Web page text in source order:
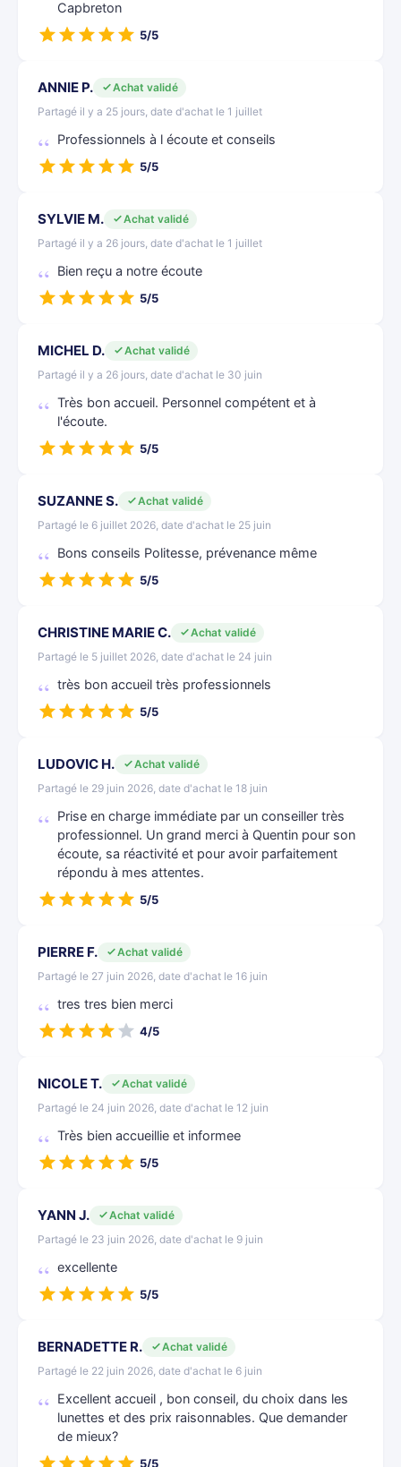
Capbreton
5/5
ANNIE P.
Achat validé
Partagé il y a 25 jours, date d'achat le 1 juillet
Professionnels à l écoute et conseils
5/5
SYLVIE M.
Achat validé
Partagé il y a 26 jours, date d'achat le 1 juillet
Bien reçu a notre écoute
5/5
MICHEL D.
Achat validé
Partagé il y a 26 jours, date d'achat le 30 juin
Très bon accueil. Personnel compétent et à
l'écoute.
5/5
SUZANNE S.
Achat validé
Partagé le 6 juillet 2026, date d'achat le 25 juin
Bons conseils Politesse, prévenance même
5/5
CHRISTINE MARIE C.
Achat validé
Partagé le 5 juillet 2026, date d'achat le 24 juin
très bon accueil très professionnels
5/5
LUDOVIC H.
Achat validé
Partagé le 29 juin 2026, date d'achat le 18 juin
Prise en charge immédiate par un conseiller très
professionnel. Un grand merci à Quentin pour son
écoute, sa réactivité et pour avoir parfaitement
répondu à mes attentes.
5/5
PIERRE F.
Achat validé
Partagé le 27 juin 2026, date d'achat le 16 juin
tres tres bien merci
4/5
NICOLE T.
Achat validé
Partagé le 24 juin 2026, date d'achat le 12 juin
Très bien accueillie et informee
5/5
YANN J.
Achat validé
Partagé le 23 juin 2026, date d'achat le 9 juin
excellente
5/5
BERNADETTE R.
Achat validé
Partagé le 22 juin 2026, date d'achat le 6 juin
Excellent accueil , bon conseil, du choix dans les
lunettes et des prix raisonnables. Que demander
de mieux?
5/5